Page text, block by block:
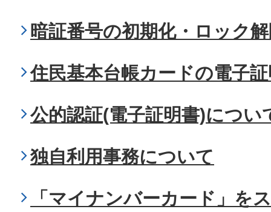
暗証番号の初期化・ロック
住民基本台帳カードの電子
公的認証(電子証明書)につい
独自利用事務について
「マイナンバーカード」を